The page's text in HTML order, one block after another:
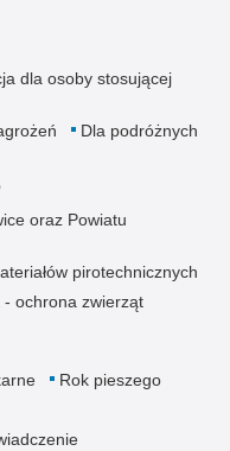
dla osoby stosującej
Dla podróżnych
oraz Powiatu
pirotechnicznych
ochrona zwierząt
Rok pieszego